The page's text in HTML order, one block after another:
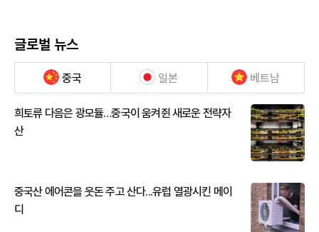
글로벌 뉴스
중국 일본 베트남
희토류 다음은 광모듈…중국이 움켜쥔 새로운 전략자
산
중국산 에어콘을 웃돈 주고 산다...유럽 열광시킨 메이
디